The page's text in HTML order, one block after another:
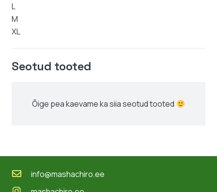
L
M
XL
Seotud tooted
Õige pea kaevame ka siia seotud tooted
info@mashachiro.ee